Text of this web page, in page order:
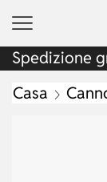
Spedizione
Casa